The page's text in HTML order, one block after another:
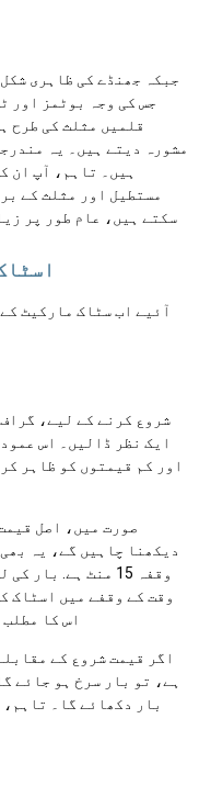
جبکہ جھنڈے کی ظاہری
جس کی وجہ بوٹمز اور
قلمیں مثلث کی طرح
مشورہ دیتے ہیں۔ یہ
ہیں۔ تاہم، آپ ان
مستطیل اور مثلث کے
سکتے ہیں، عام طور پر
آئیے اب سٹاک مارکیٹ
شروع کرنے کے لیے،
ایک نظر ڈالیں۔ اس
اور کم قیمتوں کو ظاہر
صورت میں، اصل
دیکھنا چاہیں گے، یہ
وقفہ 15 منٹ ہے.
وقت کے وقفے میں اسٹاک
اس کا
اگر قیمت شروع کے
ہے، تو بار سرخ ہو جائے
بار دکھائے گا۔